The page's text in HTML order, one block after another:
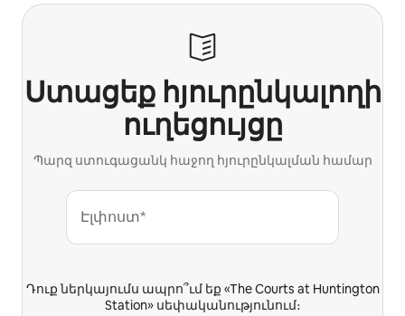
Ստացեք հյուրընկալողի
ուղեցույցը
Պարզ ստուգացանկ հաջող հյուրընկալման համար
Էլփոստ*
Դուք ներկայումս ապրո՞ւմ եք «The Courts at Huntington
Station» սեփականությունում։